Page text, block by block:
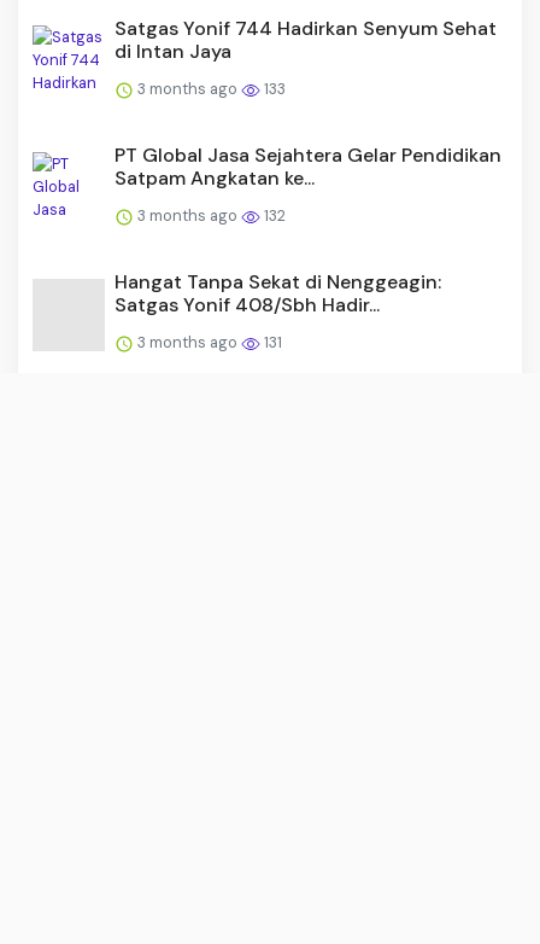
Satgas Yonif 744 Hadirkan Senyum Sehat
di Intan Jaya
3 months ago 133
PT Global Jasa Sejahtera Gelar Pendidikan
Satpam Angkatan ke...
3 months ago 132
Hangat Tanpa Sekat di Nenggeagin:
Satgas Yonif 408/Sbh Hadir...
3 months ago 131